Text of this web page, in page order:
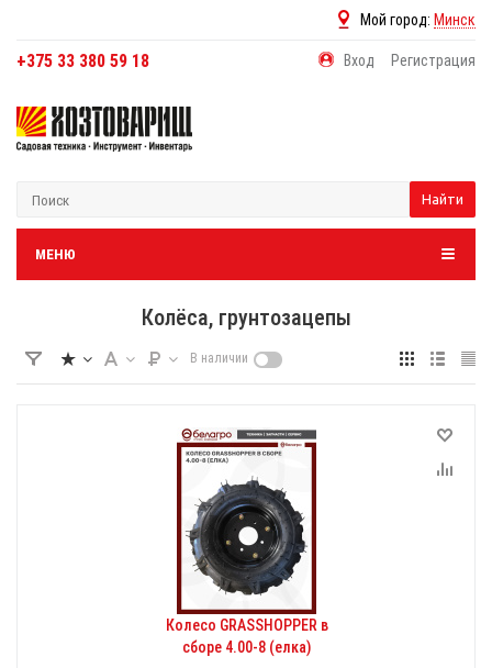
Мой город: Минск
+375 33 380 59 18 Вход Регистрация
Найти
МЕНЮ
Колёса, грунтозацепы
В наличии
Колесо GRASSHOPPER в
сборе 4.00-8 (елка)